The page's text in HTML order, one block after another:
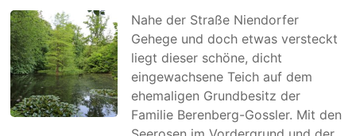
Nahe der Straße Niendorfer
Gehege und doch etwas versteckt
liegt dieser schöne, dicht
eingewachsene Teich auf dem
ehemaligen Grundbesitz der
Familie Berenberg-Gossler. Mit den